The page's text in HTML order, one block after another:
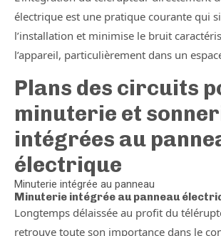
électrique est une pratique courante qui
l’installation et minimise le bruit
l’appareil, particulièrement dans un
Plans des circuits
minuterie et
intégrées au
électrique
Minuterie intégrée au panneau
Minuterie intégrée au panneau
Longtemps délaissée au profit du
retrouve toute son importance dans le